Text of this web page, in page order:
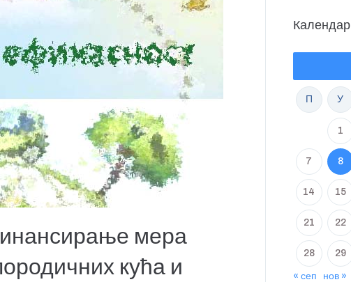
мера
кућа и
Календар
П У
1
7 8
14 15
21 22
28 29
« сеп нов »